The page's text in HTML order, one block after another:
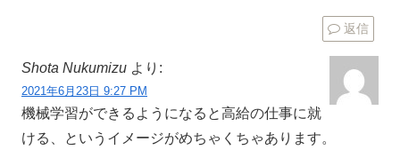
返信
Shota Nukumizu より:
2021年6月23日 9:27 PM
機械学習ができるようになると高給の仕事に就
ける、というイメージがめちゃくちゃあります。